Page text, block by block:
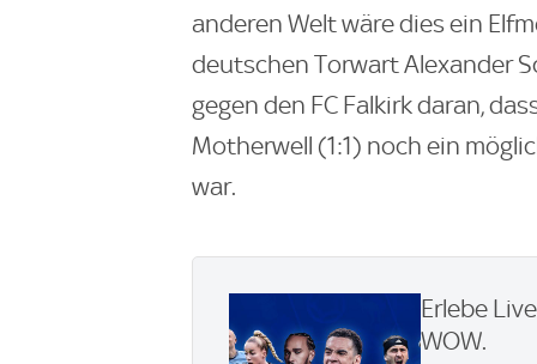
anderen Welt wäre dies ein
deutschen Torwart Alexander
gegen den FC Falkirk daran,
Motherwell (1:1) noch ein
war.
Erlebe
WOW.